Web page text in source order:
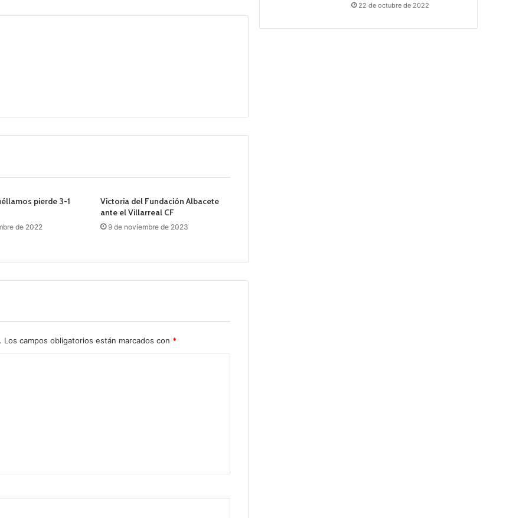
pierde 3-1
de 2022
Victoria del Fundación Albacete
ante el Villarreal CF
9 de noviembre de 2023
Los campos obligatorios están marcados con *
22 de octubre de 2022